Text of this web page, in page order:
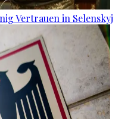
Vertrauen in Selenskyj